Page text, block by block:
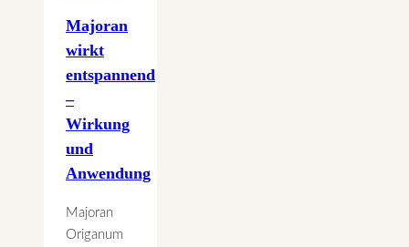
Majoran
wirkt
entspannend
–
Wirkung
und
Anwendung
Majoran
Origanum